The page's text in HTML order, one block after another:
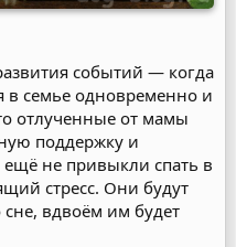
событий — когда
в семье одновременно и
отлученные от мамы
поддержку и
не привыкли спать в
стресс. Они будут
сне, вдвоём им будет